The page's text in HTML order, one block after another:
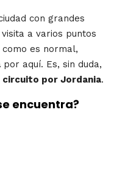
con grandes
a varios puntos
es normal,
por aquí. Es, sin duda,
circuito por Jordania.
encuentra?